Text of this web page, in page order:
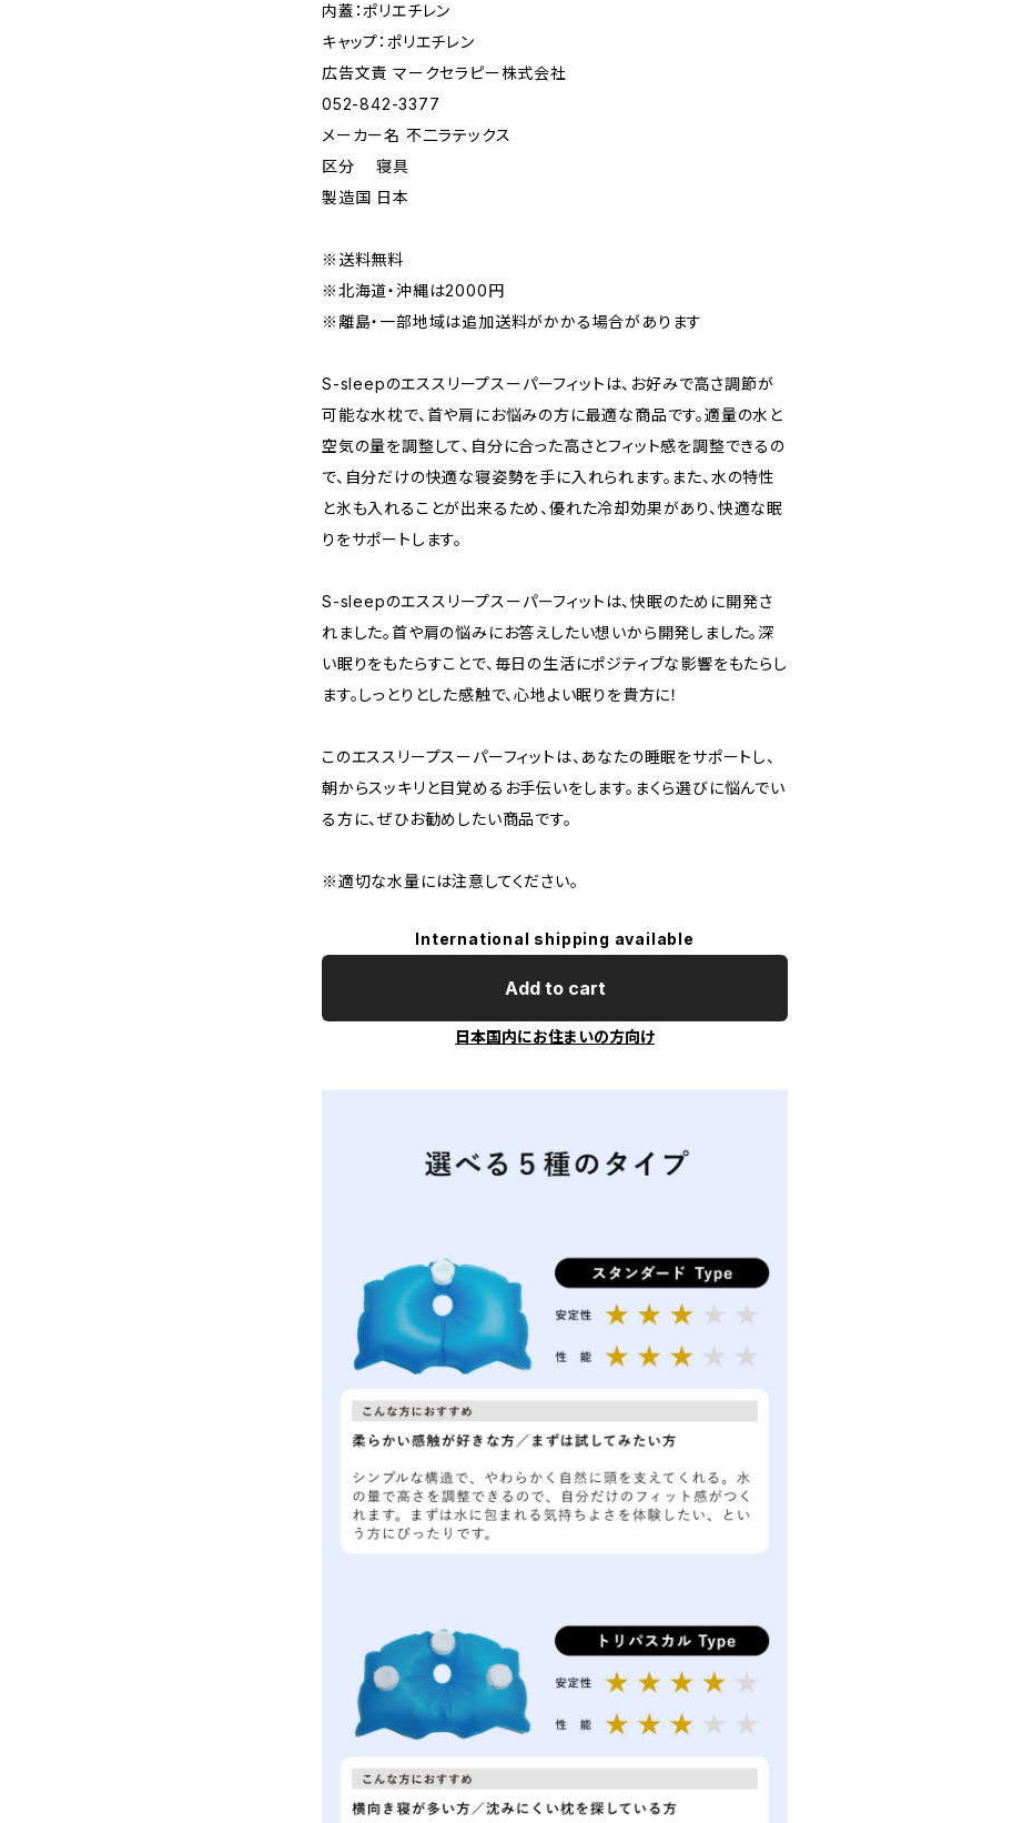
内蓋：ポリエチレン
キャップ：ポリエチレン
広告文責 マークセラピー株式会社
052-842-3377
メーカー名 不二ラテックス
区分 寝具
製造国 日本
※送料無料
※北海道・沖縄は2000円
※離島・一部地域は追加送料がかかる場合があります
S-sleepのエススリープスーパーフィットは、お好みで高さ調節が
可能な水枕で、首や肩にお悩みの方に最適な商品です。適量の水と
空気の量を調整して、自分に合った高さとフィット感を調整できるの
で、自分だけの快適な寝姿勢を手に入れられます。また、水の特性
と氷も入れることが出来るため、優れた冷却効果があり、快適な眠
りをサポートします。
S-sleepのエススリープスーパーフィットは、快眠のために開発さ
れました。首や肩の悩みにお答えしたい想いから開発しました。深
い眠りをもたらすことで、毎日の生活にポジティブな影響をもたらし
ます。しっとりとした感触で、心地よい眠りを貴方に！
このエススリープスーパーフィットは、あなたの睡眠をサポートし、
朝からスッキリと目覚めるお手伝いをします。まくら選びに悩んでい
る方に、ぜひお勧めしたい商品です。
※適切な水量には注意してください。
International shipping available
Add to cart
日本国内にお住まいの方向け